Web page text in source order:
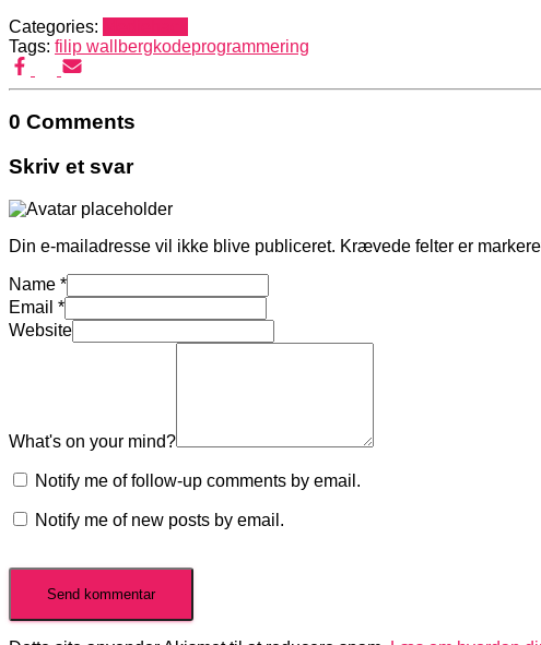
Categories:
Tags: filip wallbergkodeprogrammering
0 Comments
Skriv et svar
Din e-mailadresse vil ikke blive publiceret. Krævede felter er
Name *
Email *
Website
What's on your mind?
Notify me of follow-up comments by email.
Notify me of new posts by email.